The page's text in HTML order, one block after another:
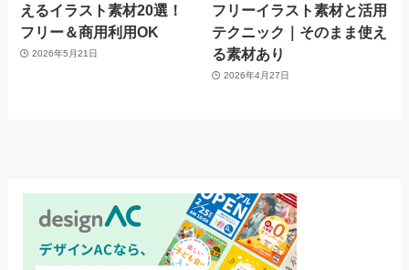
えるイラスト素材20選！
フリー＆商用利用OK
2026年5月21日
フリーイラスト素材と活用
テクニック｜そのまま使え
る素材あり
2026年4月27日